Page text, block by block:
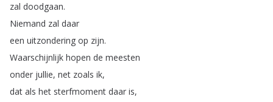
zal doodgaan.
Niemand zal daar
een uitzondering op zijn.
Waarschijnlijk hopen de meesten
onder jullie, net zoals ik,
dat als het sterfmoment daar is,